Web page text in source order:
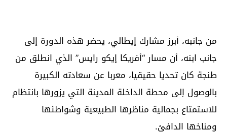
من جانبه، أبرز مشارك إيطالي، يحضر هذه الدورة إلى
جانب ابنه، أن مسار “أفريكا إيكو رايس” الذي انطلق من
طنجة كان تحديا حقيقيا، معربا عن سعادته الكبيرة
بالوصول إلى محطة الداخلة المدينة التي يزورها بانتظام
للاستمتاع بجمالية مناظرها الطبيعية وشواطئها
ومناخها الدافئ.